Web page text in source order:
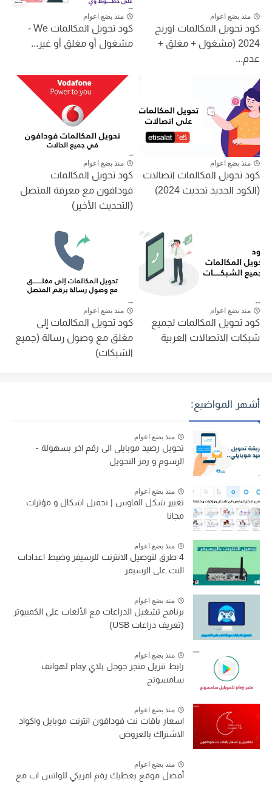
منذ بضع اعوام
كود تحويل المكالمات اورنج
2024 (مشغول + مغلق +
عدم...
منذ بضع اعوام
كود تحويل المكالمات We -
مشغول أو مغلق أو غير...
منذ بضع اعوام
كود تحويل المكالمات اتصالات
(الكود الجديد تحديث 2024)
منذ بضع اعوام
كود تحويل المكالمات
فودافون مع معرفة المتصل
(التحديث الأخير)
منذ بضع اعوام
كود تحويل المكالمات لجميع
شبكات الاتصالات العربية
منذ بضع اعوام
كود تحويل المكالمات إلى
مغلق مع وصول رسالة (جميع
الشبكات)
أشهر المواضيع:
منذ بضع اعوام
تحويل رصيد موبايلي الى رقم اخر بسهولة -
الرسوم و رمز التحويل
منذ بضع اعوام
تغيير شكل الماوس | تحميل اشكال و مؤثرات
مجانا
منذ بضع اعوام
4 طرق لتوصيل الانترنت للرسيفر وضبط اعدادات
النت على الرسيفر
منذ بضع اعوام
برنامج تشغيل الدراعات مع الألعاب على الكمبيوتر
(تعريف دراعات USB)
منذ بضع اعوام
رابط تنزيل متجر جوجل بلاي play لهواتف
سامسونج
منذ بضع اعوام
اسعار باقات نت فودافون انترنت موبايل واكواد
الاشتراك بالعروض
منذ بضع اعوام
أفضل موقع يعطيك رقم امريكي للواتس اب مع